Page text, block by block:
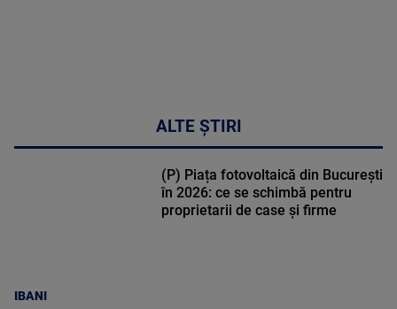
ALTE ȘTIRI
IBANI
(P) Piața fotovoltaică din București
în 2026: ce se schimbă pentru
proprietarii de case și firme